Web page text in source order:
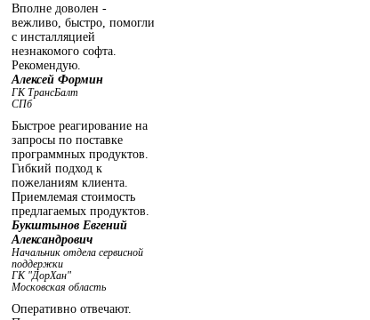
Вполне доволен -
вежливо, быстро, помогли
с инсталляцией
незнакомого софта.
Рекомендую.
Алексей Формин
ГК ТрансБалт
СПб
Быстрое реагирование на
запросы по поставке
программных продуктов.
Гибкий подход к
пожеланиям клиента.
Приемлемая стоимость
предлагаемых продуктов.
Букштынов Евгений
Александрович
Начальник отдела сервисной
поддержки
ГК "ДорХан"
Московская область
Оперативно отвечают.